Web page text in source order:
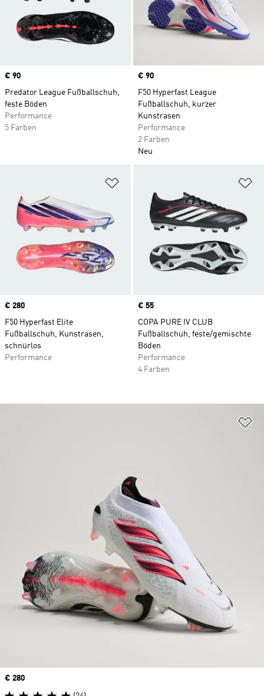
Price
€ 90
Predator League Fußballschuh,
feste Böden
Performance
5 Farben
Price
€ 90
F50 Hyperfast League
Fußballschuh, kurzer
Kunstrasen
Performance
2 Farben
Neu
Price
€ 280
F50 Hyperfast Elite
Fußballschuh, Kunstrasen,
schnürlos
Performance
Price
€ 55
COPA PURE IV CLUB
Fußballschuh, feste/gemischte
Böden
Performance
4 Farben
Price
€ 280